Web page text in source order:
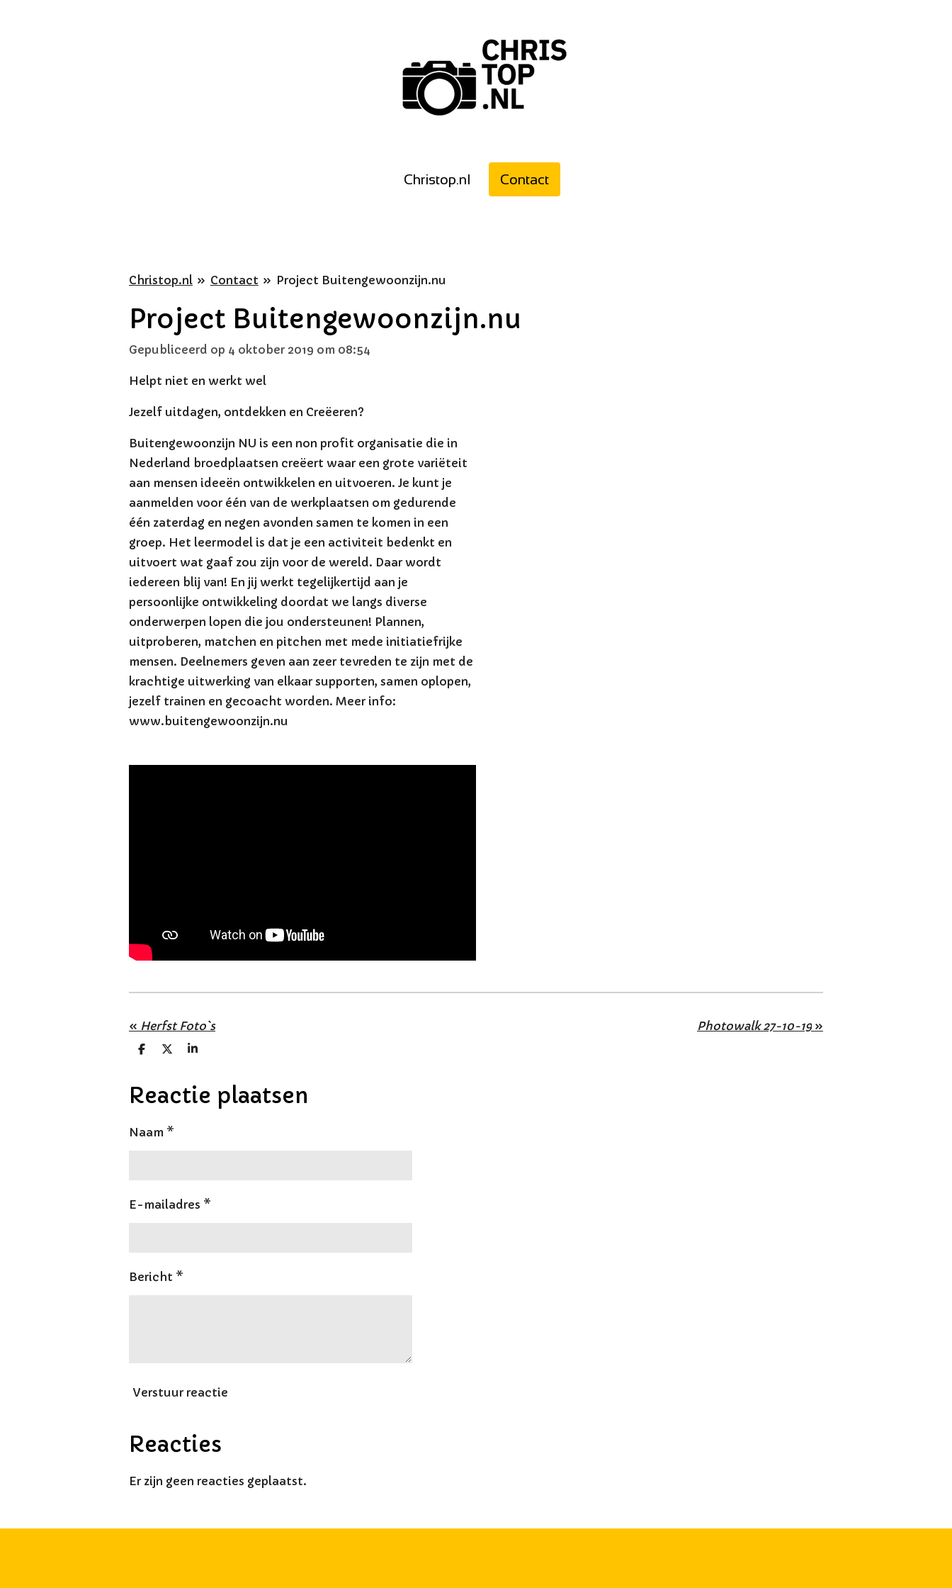
Christop.nl Contact
Christop.nl » Contact » Project Buitengewoonzijn.nu
Project Buitengewoonzijn.nu
Gepubliceerd op 4 oktober 2019 om 08:54
Helpt niet en werkt wel
Jezelf uitdagen, ontdekken en Creëeren?
Buitengewoonzijn NU is een non profit organisatie die in
Nederland broedplaatsen creëert waar een grote variëteit
aan mensen ideeën ontwikkelen en uitvoeren. Je kunt je
aanmelden voor één van de werkplaatsen om gedurende
één zaterdag en negen avonden samen te komen in een
groep. Het leermodel is dat je een activiteit bedenkt en
uitvoert wat gaaf zou zijn voor de wereld. Daar wordt
iedereen blij van! En jij werkt tegelijkertijd aan je
persoonlijke ontwikkeling doordat we langs diverse
onderwerpen lopen die jou ondersteunen! Plannen,
uitproberen, matchen en pitchen met mede initiatiefrijke
mensen. Deelnemers geven aan zeer tevreden te zijn met de
krachtige uitwerking van elkaar supporten, samen oplopen,
jezelf trainen en gecoacht worden. Meer info:
www.buitengewoonzijn.nu
« Herfst Foto`s Photowalk 27-10-19 »
D
e
n
D
S
r
e
Reactie plaatsen
Naam *
E-mailadres *
Bericht *
Verstuur reactie
Reacties
Er zijn geen reacties geplaatst.